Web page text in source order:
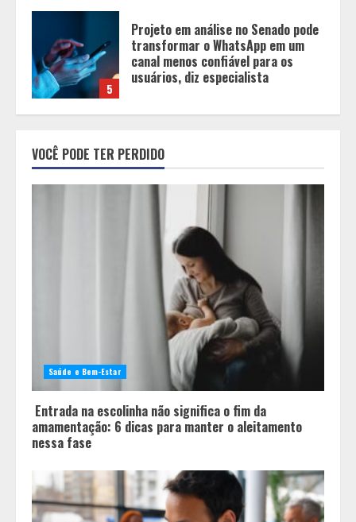
1
Entrada na escolinha não significa
o fim da amamentação: 6 dicas
para manter o aleitamento nessa
fase
universitário: adultos que
conciliam estudo, trabalho e
família
Os 10 comportamentos que mais
destroem um relacionamento e a
maioria dos casais nem percebe
Você sabia que o frio também afeta
os pneus? Veja cuidados
fundamentais antes de pegar a
estrada no inverno
VOCÊ PODE TER PERDIDO
Saúde e Bem-Estar
Entrada na escolinha não significa o fim da
amamentação: 6 dicas para manter o aleitamento
nessa fase